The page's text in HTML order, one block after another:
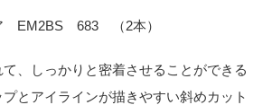
EM2BS 683 （2本）
、しっかりと密着させることができる
とアイラインが描きやすい斜めカット